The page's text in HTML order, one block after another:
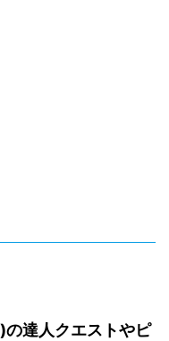
達人クエストやピ